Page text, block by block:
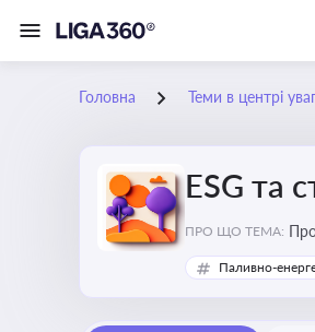
Головна Теми в центрі
ESG та
ПРО ЩО ТЕМА:
Паливно-